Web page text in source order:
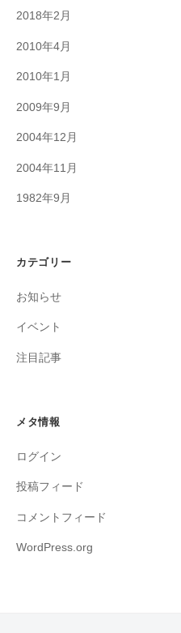
2018年2月
2010年4月
2010年1月
2009年9月
2004年12月
2004年11月
1982年9月
カテゴリー
お知らせ
イベント
注目記事
メタ情報
ログイン
投稿フィード
コメントフィード
WordPress.org